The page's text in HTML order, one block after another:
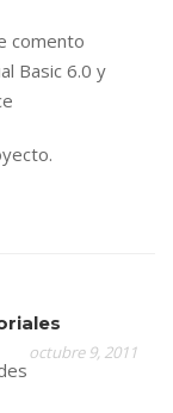
comento
Basic 6.0 y
octubre 9, 2011